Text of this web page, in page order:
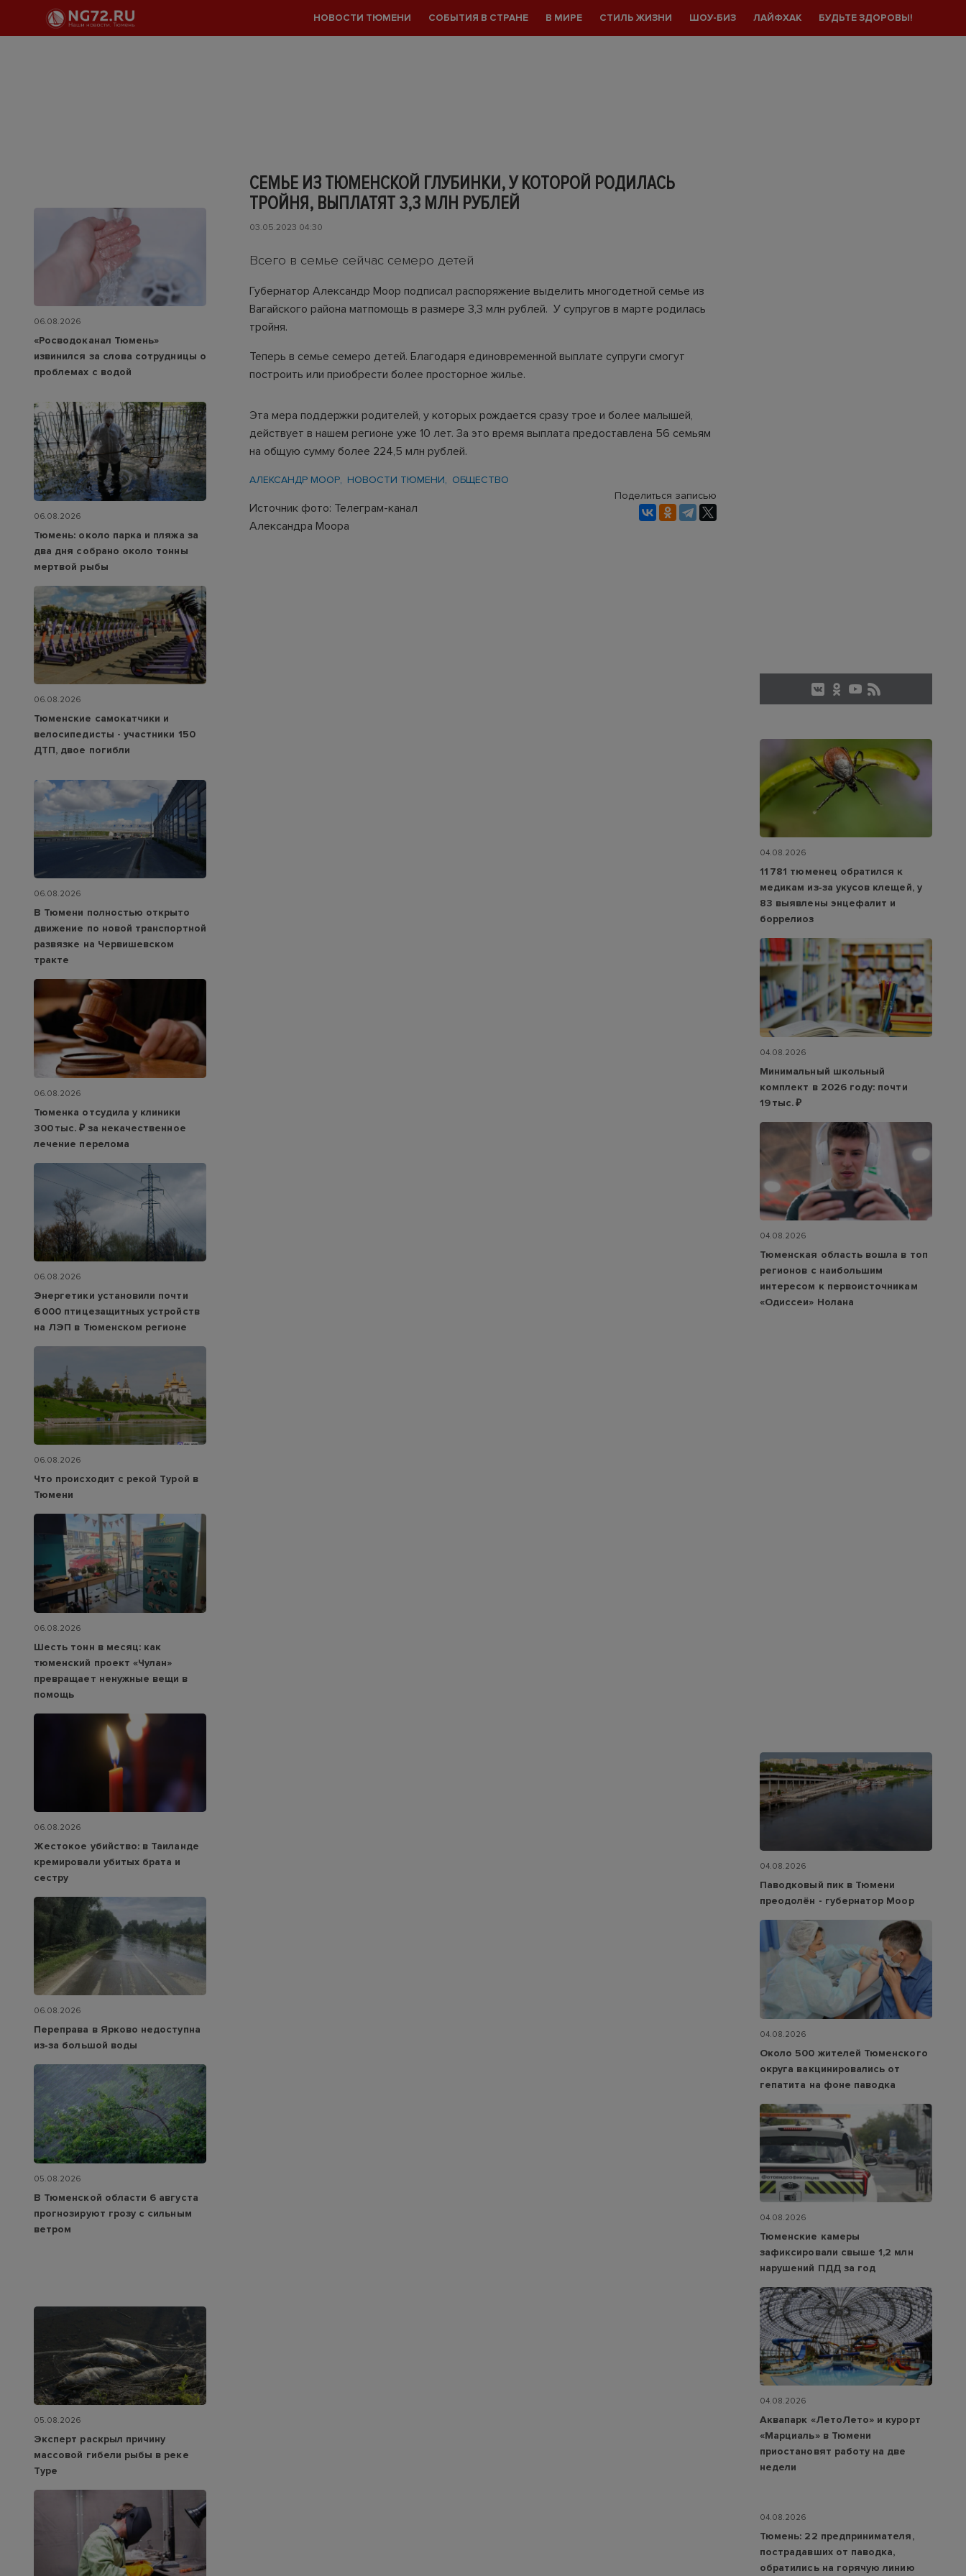
НОВОСТИ ТЮМЕНИ СОБЫТИЯ В СТРАНЕ В МИРЕ СТИЛЬ ЖИЗНИ ШОУ-БИЗ ЛАЙФХАК БУДЬТЕ ЗДОРОВЫ!
СЕМЬЕ ИЗ ТЮМЕНСКОЙ ГЛУБИНКИ, У КОТОРОЙ РОДИЛАСЬ
ТРОЙНЯ, ВЫПЛАТЯТ 3,3 МЛН РУБЛЕЙ
03.05.2023 04:30
Всего в семье сейчас семеро детей
Губернатор Александр Моор подписал распоряжение выделить многодетной семье из
Вагайского района матпомощь в размере 3,3 млн рублей. У супругов в марте родилась
тройня.
Теперь в семье семеро детей. Благодаря единовременной выплате супруги смогут
построить или приобрести более просторное жилье.
Эта мера поддержки родителей, у которых рождается сразу трое и более малышей,
действует в нашем регионе уже 10 лет. За это время выплата предоставлена 56 семьям
на общую сумму более 224,5 млн рублей.
АЛЕКСАНДР МООР НОВОСТИ ТЮМЕНИ ОБЩЕСТВО
Источник фото: Телеграм-канал
Александра Моора
Поделиться записью
06.08.2026
«Росводоканал Тюмень»
извинился за слова сотрудницы о
проблемах с водой
06.08.2026
Тюмень: около парка и пляжа за
два дня собрано около тонны
мертвой рыбы
06.08.2026
Тюменские самокатчики и
велосипедисты - участники 150
ДТП, двое погибли
06.08.2026
В Тюмени полностью открыто
движение по новой транспортной
развязке на Червишевском
тракте
06.08.2026
Тюменка отсудила у клиники
300 тыс. ₽ за некачественное
лечение перелома
06.08.2026
Энергетики установили почти
6 000 птицезащитных устройств
на ЛЭП в Тюменском регионе
06.08.2026
Что происходит с рекой Турой в
Тюмени
06.08.2026
Шесть тонн в месяц: как
тюменский проект «Чулан»
превращает ненужные вещи в
помощь
06.08.2026
Жестокое убийство: в Таиланде
кремировали убитых брата и
сестру
06.08.2026
Переправа в Ярково недоступна
из‑за большой воды
05.08.2026
В Тюменской области 6 августа
прогнозируют грозу с сильным
ветром
05.08.2026
Эксперт раскрыл причину
массовой гибели рыбы в реке
Туре
04.08.2026
11 781 тюменец обратился к
медикам из‑за укусов клещей, у
83 выявлены энцефалит и
боррелиоз
04.08.2026
Минимальный школьный
комплект в 2026 году: почти
19 тыс. ₽
04.08.2026
Тюменская область вошла в топ
регионов с наибольшим
интересом к первоисточникам
«Одиссеи» Нолана
04.08.2026
Паводковый пик в Тюмени
преодолён - губернатор Моор
04.08.2026
Около 500 жителей Тюменского
округа вакцинировались от
гепатита на фоне паводка
04.08.2026
Тюменские камеры
зафиксировали свыше 1,2 млн
нарушений ПДД за год
04.08.2026
Аквапарк «ЛетоЛето» и курорт
«Марциаль» в Тюмени
приостановят работу на две
недели
04.08.2026
Тюмень: 22 предпринимателя,
пострадавших от паводка,
обратились на горячую линию